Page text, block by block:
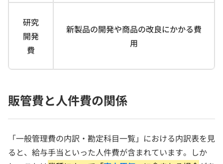
研究
開発
費
新製品の開発や商品の改良にかかる費
用
販管費と人件費の関係
「一般管理費の内訳・勘定科目一覧」における内訳表を見
ると、給与手当といった人件費が含まれています。しか